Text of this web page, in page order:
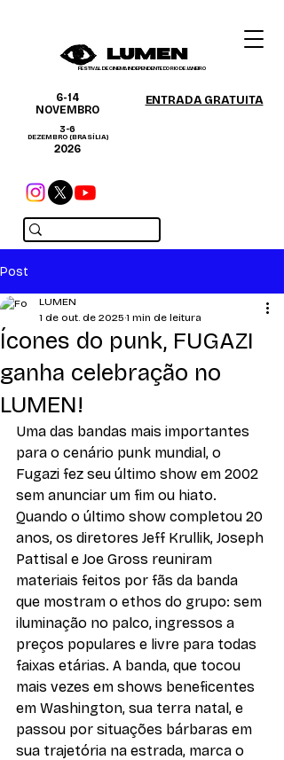
FESTIVAL DE CINEMA INDEPENDENTE DO RIO DE JANEIRO
6-14
NOVEMBRO
3-6
DEZEMBRO (BRASÍLIA)
2026
ENTRADA GRATUITA
Post
Ícones do punk, FUGAZI
ganha celebração no
LUMEN!
LUMEN
1 de out. de 2025 1 min de leitura
Uma das bandas mais importantes
para o cenário punk mundial, o
Fugazi fez seu último show em 2002
sem anunciar um fim ou hiato.
Quando o último show completou 20
anos, os diretores Jeff Krullik, Joseph
Pattisal e Joe Gross reuniram
materiais feitos por fãs da banda
que mostram o ethos do grupo: sem
iluminação no palco, ingressos a
preços populares e livre para todas
faixas etárias. A banda, que tocou
mais vezes em shows beneficentes
em Washington, sua terra natal, e
passou por situações bárbaras em
sua trajetória na estrada, marca o